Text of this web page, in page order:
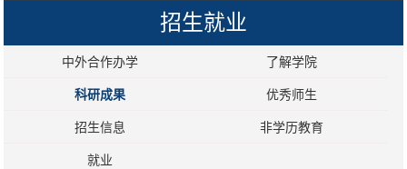
招生就业
中外合作办学 了解学院
科研成果 优秀师生
招生信息 非学历教育
就业